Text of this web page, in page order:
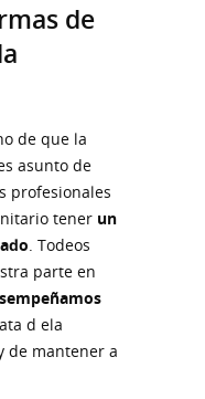
de
de que la
asunto de
profesionales
tener un
. Todeos
parte en
d ela
de mantener a